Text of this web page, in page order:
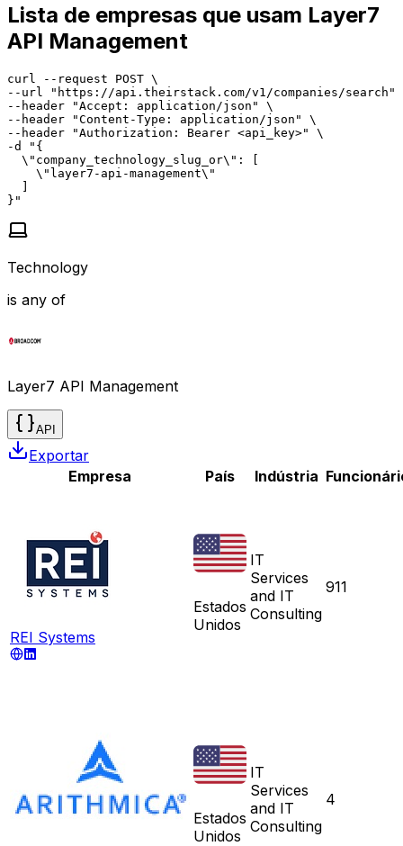
Lista de empresas que usam Layer7
API Management
curl --request POST \
--url "https://api.theirstack.com/v1/companies/search"
--header "Accept: application/json" \
--header "Content-Type: application/json" \
--header "Authorization: Bearer <api_key>" \
-d "{
  \"company_technology_slug_or\": [
    \"layer7-api-management\"
  ]
}"
Technology
is any of
Layer7 API Management
API
Exportar
Empresa
País Indústria
REI Systems
Estados
Unidos
IT
Services
and IT
Consulting
911
Estados
Unidos
IT
Services
and IT
Consulting
4